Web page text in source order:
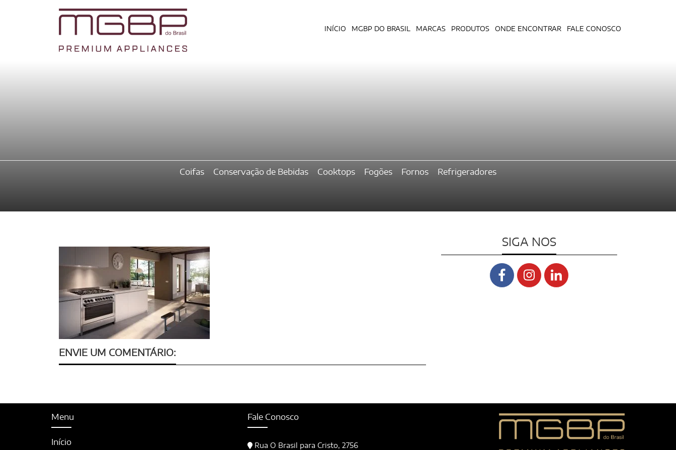
INÍCIO MGBP DO BRASIL MARCAS PRODUTOS ONDE ENCONTRAR FALE CONOSCO
Coifas Conservação de Bebidas Cooktops Fogões Fornos Refrigeradores
ENVIE UM COMENTÁRIO:
SIGA NOS
Menu
Início
Fale Conosco
Rua O Brasil para Cristo, 2756